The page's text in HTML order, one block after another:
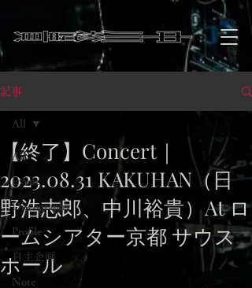
記事
All
Event
Discography
Profile
自主企画
Note
All
【終了】Concert｜
2023.08.31 KAKUHAN（日
野浩志郎、中川裕貴）At ロ
ームシアター京都 サウス
ホール